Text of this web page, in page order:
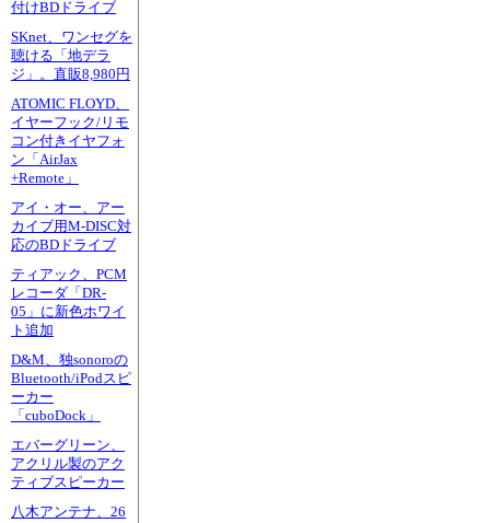
付けBDドライブ
SKnet、ワンセグを
聴ける「地デラ
ジ」。直販8,980円
ATOMIC FLOYD、
イヤーフック/リモ
コン付きイヤフォ
ン「AirJax
+Remote」
アイ・オー、アー
カイブ用M-DISC対
応のBDドライブ
ティアック、PCM
レコーダ「DR-
05」に新色ホワイ
ト追加
D&M、独sonoroの
Bluetooth/iPodスピ
ーカー
「cuboDock」
エバーグリーン、
アクリル製のアク
ティブスピーカー
八木アンテナ、26